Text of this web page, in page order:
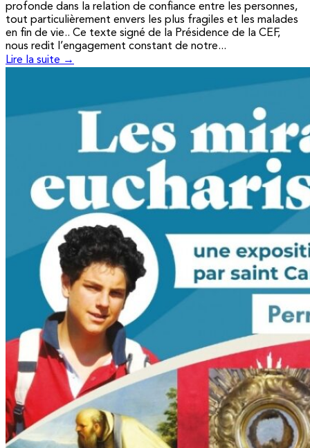
profonde dans la relation de confiance entre les personnes,
tout particulièrement envers les plus fragiles et les malades
en fin de vie.. Ce texte signé de la Présidence de la CEF,
nous redit l’engagement constant de notre...
Lire la suite →